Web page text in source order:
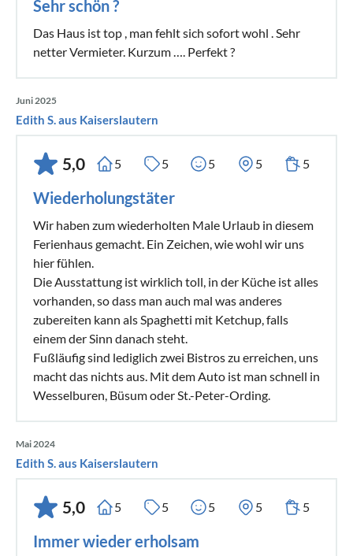
Sehr schön ?
Das Haus ist top , man fehlt sich sofort wohl . Sehr
netter Vermieter. Kurzum …. Perfekt ?
Juni 2025
Edith S. aus Kaiserslautern
5,0 5 5 5 5 5
Wiederholungstäter
Wir haben zum wiederholten Male Urlaub in diesem
Ferienhaus gemacht. Ein Zeichen, wie wohl wir uns
hier fühlen.
Die Ausstattung ist wirklich toll, in der Küche ist alles
vorhanden, so dass man auch mal was anderes
zubereiten kann als Spaghetti mit Ketchup, falls
einem der Sinn danach steht.
Fußläufig sind lediglich zwei Bistros zu erreichen, uns
macht das nichts aus. Mit dem Auto ist man schnell in
Wesselburen, Büsum oder St.-Peter-Ording.
Mai 2024
Edith S. aus Kaiserslautern
5,0 5 5 5 5 5
Immer wieder erholsam